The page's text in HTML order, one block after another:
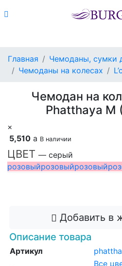
Главная
Чемоданы, сумки
Чемоданы на колесах
Чемодан на
Phatthaya M
×
5,510 a В наличии
ЦВЕТ — серый
розовыйрозовыйрозовый
Добавить в
Описание товара
Артикул
Все